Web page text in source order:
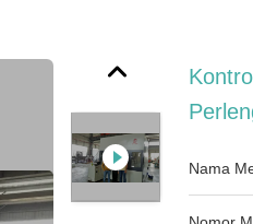
Nama